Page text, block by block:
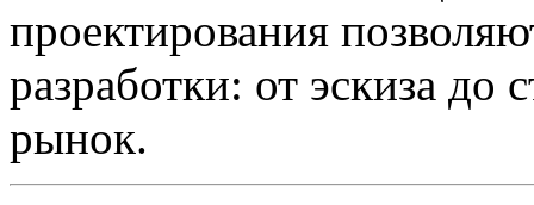
проектирования
разработки: от эскиза до
рынок.